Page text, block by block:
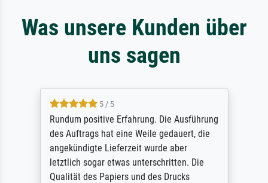
Was unsere Kunden über
uns sagen
5 / 5
Rundum positive Erfahrung. Die Ausführung
des Auftrags hat eine Weile gedauert, die
angekündigte Lieferzeit wurde aber
letztlich sogar etwas unterschritten. Die
Qualität des Papiers und des Drucks